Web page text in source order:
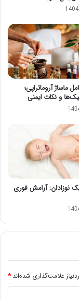
ماساژ آروماتراپی؛
و نکات ایمنی
نوزادان: آرامش فوری
علامت‌گذاری شده‌اند*